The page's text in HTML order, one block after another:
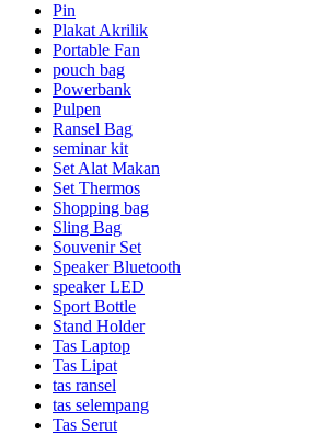
Pin
Plakat Akrilik
Portable Fan
pouch bag
Powerbank
Pulpen
Ransel Bag
seminar kit
Set Alat Makan
Set Thermos
Shopping bag
Sling Bag
Souvenir Set
Speaker Bluetooth
speaker LED
Sport Bottle
Stand Holder
Tas Laptop
Tas Lipat
tas ransel
tas selempang
Tas Serut